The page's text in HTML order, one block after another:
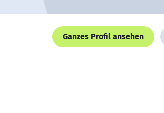
Ganzes Profil ansehen